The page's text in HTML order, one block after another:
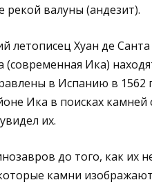
рекой валуны (андезит).
летописец Хуан де
(современная Ика)
в Испанию в 1562
Ика в поисках камней
их.
до того, как их
камни